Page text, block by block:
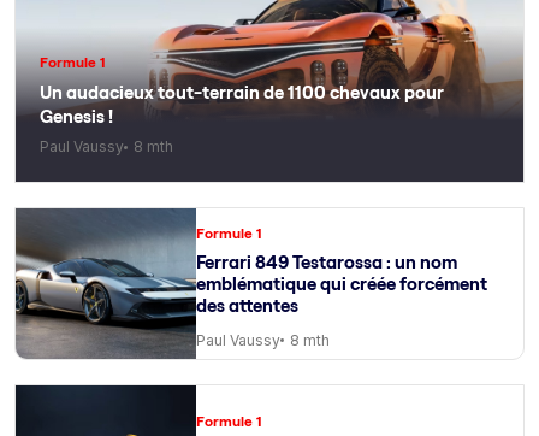
Formule 1
Un audacieux tout-terrain de 1100 chevaux pour
Genesis !
Paul Vaussy 8 mth
Formule 1
Ferrari 849 Testarossa : un nom
emblématique qui créée forcément
des attentes
Paul Vaussy 8 mth
Formule 1